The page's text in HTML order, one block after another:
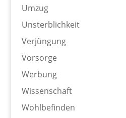
Umzug
Unsterblichkeit
Verjüngung
Vorsorge
Werbung
Wissenschaft
Wohlbefinden